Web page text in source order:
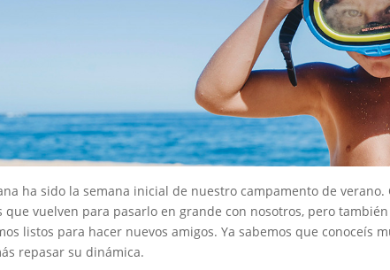
ha sido la semana inicial de nuestro campamento de
que vuelven para pasarlo en grande con nosotros, pero
listos para hacer nuevos amigos. Ya sabemos que conoceís
repasar su dinámica.